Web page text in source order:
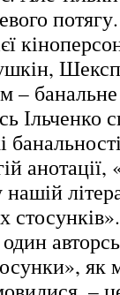
–
Ільченко
як